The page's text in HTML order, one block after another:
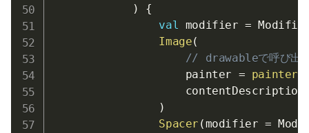
)
{
val modifier =
Image(
// drawableで呼び出す
                    painter
=
)
Spacer (modifier =